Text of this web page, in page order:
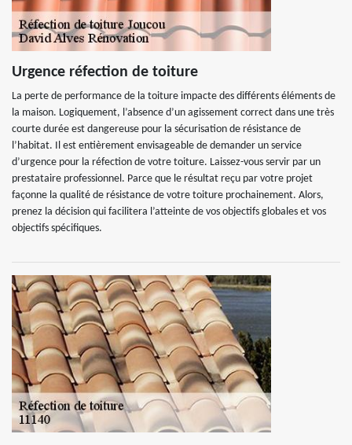
Urgence réfection de toiture
La perte de performance de la toiture impacte des différents éléments de
la maison. Logiquement, l’absence d’un agissement correct dans une très
courte durée est dangereuse pour la sécurisation de résistance de
l’habitat. Il est entièrement envisageable de demander un service
d’urgence pour la réfection de votre toiture. Laissez-vous servir par un
prestataire professionnel. Parce que le résultat reçu par votre projet
façonne la qualité de résistance de votre toiture prochainement. Alors,
prenez la décision qui facilitera l’atteinte de vos objectifs globales et vos
objectifs spécifiques.